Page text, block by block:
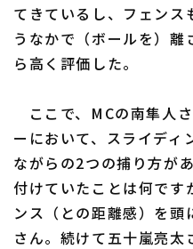
てきているし、フェンス
うなかで（ボールを）
ら高く評価した。
ここで、MCの南隼人
ーにおいて、スライディ
ながらの2つの捕り方が
付けていたことは何です
ンス（との距離感）を頭
さん。続けて五十嵐亮太